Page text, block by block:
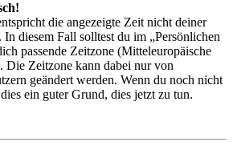
die angezeigte Zeit nicht deiner
In diesem Fall solltest du im „Persönlichen
passende Zeitzone (Mitteleuropäische
Die Zeitzone kann dabei nur von
geändert werden. Wenn du noch nicht
ein guter Grund, dies jetzt zu tun.